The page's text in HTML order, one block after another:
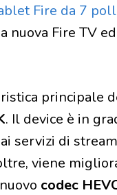
Fire da 7
nuova Fire TV
principale
. Il device è in
servizi di
viene
codec